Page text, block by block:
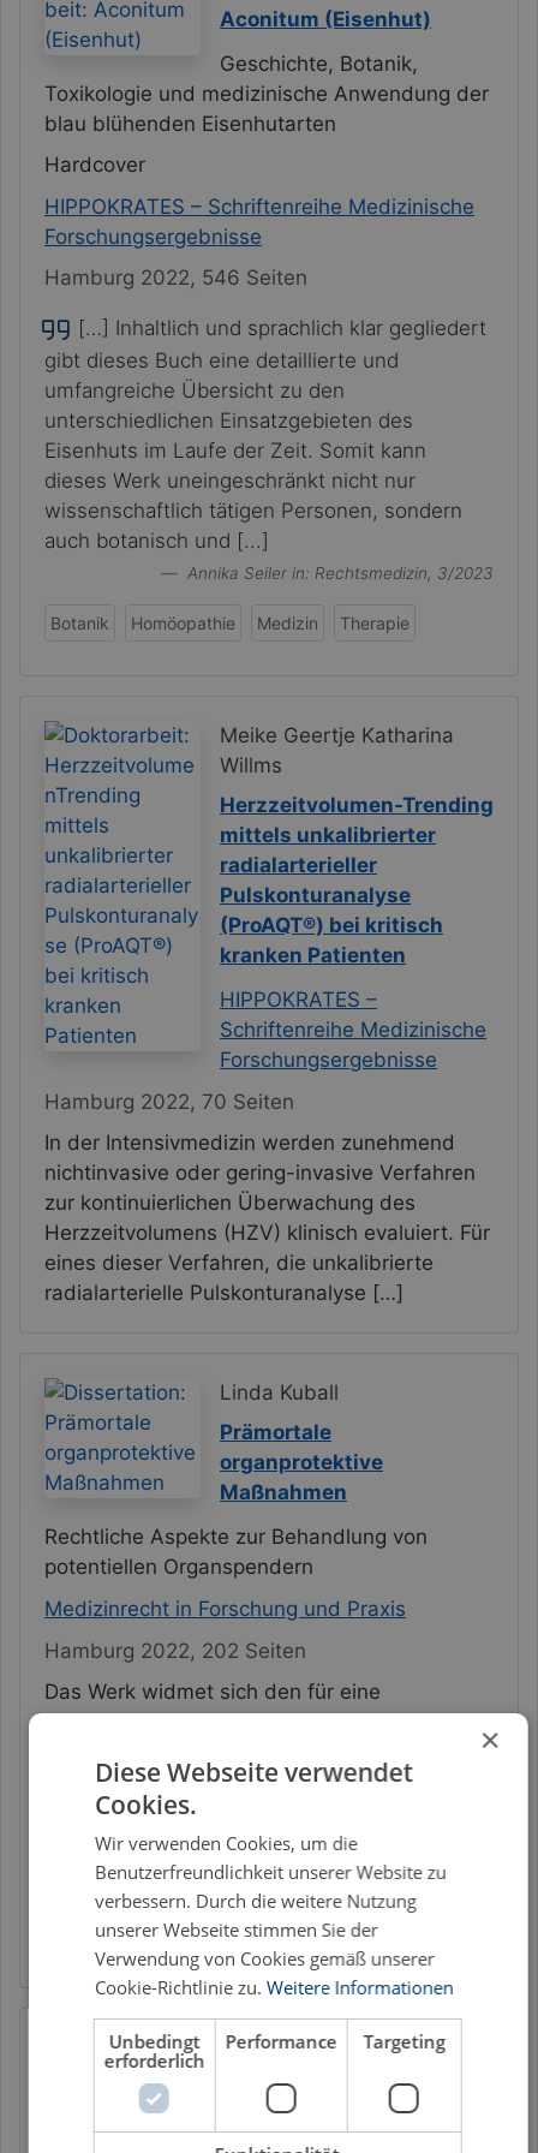
Aconitum (Eisenhut)
Geschichte, Botanik,
Toxikologie und medizinische Anwendung der
blau blühenden Eisenhutarten
Hardcover
HIPPOKRATES – Schriftenreihe Medizinische
Forschungsergebnisse
Hamburg 2022, 546 Seiten
[…] Inhaltlich und sprachlich klar gegliedert
gibt dieses Buch eine detaillierte und
umfangreiche Übersicht zu den
unterschiedlichen Einsatzgebieten des
Eisenhuts im Laufe der Zeit. Somit kann
dieses Werk uneingeschränkt nicht nur
wissenschaftlich tätigen Personen, sondern
auch botanisch und [...]
Annika Seiler in: Rechtsmedizin, 3/2023
Botanik Homöopathie Medizin Therapie
Meike Geertje Katharina
Willms
Herzzeitvolumen-Trending
mittels unkalibrierter
radialarterieller
Pulskonturanalyse
(ProAQT®) bei kritisch
kranken Patienten
HIPPOKRATES –
Schriftenreihe Medizinische
Forschungsergebnisse
Hamburg 2022, 70 Seiten
In der Intensivmedizin werden zunehmend
nichtinvasive oder gering-invasive Verfahren
zur kontinuierlichen Überwachung des
Herzzeitvolumens (HZV) klinisch evaluiert. Für
eines dieser Verfahren, die unkalibrierte
radialarterielle Pulskonturanalyse […]
Linda Kuball
Prämortale
organprotektive
Maßnahmen
Rechtliche Aspekte zur Behandlung von
potentiellen Organspendern
Medizinrecht in Forschung und Praxis
Hamburg 2022, 202 Seiten
Das Werk widmet sich den für eine
verbundenen rechtlichen Fragen. Prämortale
organprotektive Maßnahmen liegen nicht im
therapeutischen Interesse des Patienten, […]
Organtransplantation Transplantationsrecht
Annabel Laura Wolf
Telemedizin im
Rechtsvergleich
×
Diese Webseite verwendet
Cookies.
Wir verwenden Cookies, um die
Benutzerfreundlichkeit unserer Website zu
verbessern. Durch die weitere Nutzung
unserer Webseite stimmen Sie der
Verwendung von Cookies gemäß unserer
Cookie-Richtlinie zu. Weitere Informationen
Unbedingt
erforderlich
Performance Targeting